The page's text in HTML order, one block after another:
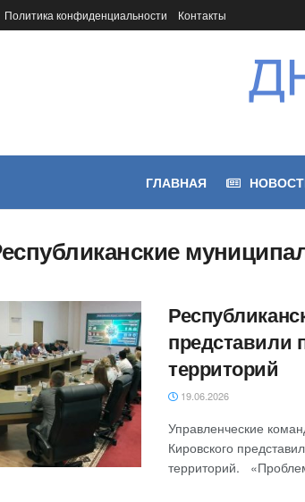
Политика конфиденциальности Контакты
ГЛАВНАЯ
представили
территорий
19.06.2026
Управленческие
Кировского
территорий.